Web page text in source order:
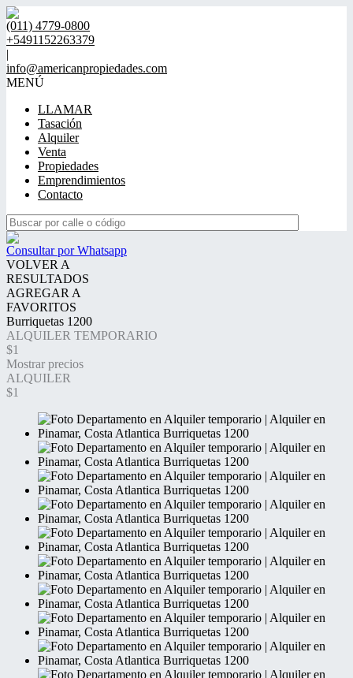
(011) 4779-0800
+5491152263379
|
info@americanpropiedades.com
MENÚ
LLAMAR
Tasación
Alquiler
Venta
Propiedades
Emprendimientos
Contacto
Consultar por Whatsapp
VOLVER A
RESULTADOS
AGREGAR A
FAVORITOS
Burriquetas 1200
ALQUILER TEMPORARIO
$1
Mostrar precios
ALQUILER
$1